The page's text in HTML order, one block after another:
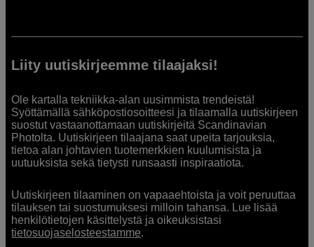
Liity uutiskirjeemme tilaajaksi!
Ole kartalla tekniikka-alan uusimmista trendeistä!
Syöttämällä sähköpostiosoitteesi ja tilaamalla uutiskirjeen
suostut vastaanottamaan uutiskirjeitä Scandinavian
Photolta. Uutiskirjeen tilaajana saat upeita tarjouksia,
tietoa alan johtavien tuotemerkkien kuulumisista ja
uutuuksista sekä tietysti runsaasti inspiraatiota.
Uutiskirjeen tilaaminen on vapaaehtoista ja voit peruuttaa
tilauksen tai suostumuksesi milloin tahansa. Lue lisää
henkilötietojen käsittelystä ja oikeuksistasi
tietosuojaselosteestamme.